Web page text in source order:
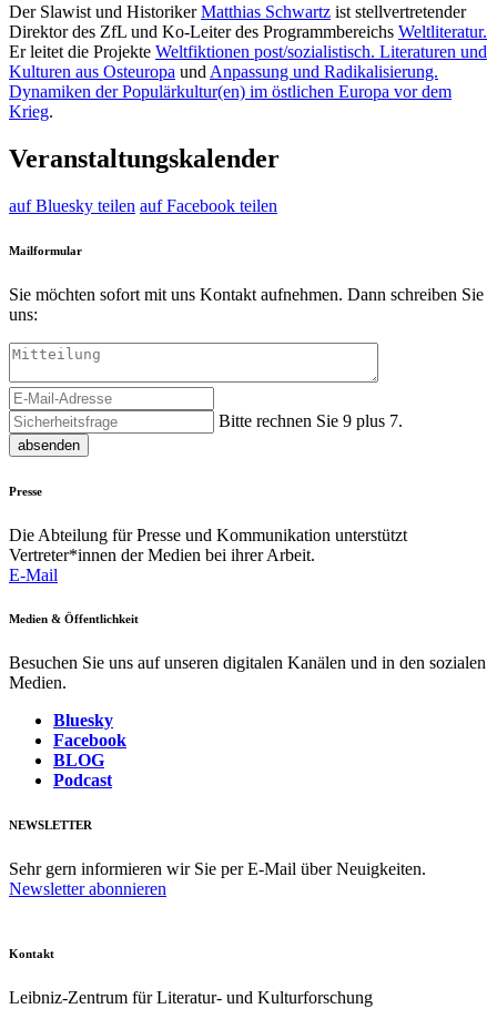
Der Slawist und Historiker Matthias Schwartz ist stellvertretender
Direktor des ZfL und Ko-Leiter des Programmbereichs Weltliteratur.
Er leitet die Projekte Weltfiktionen post/sozialistisch. Literaturen und
Kulturen aus Osteuropa und Anpassung und Radikalisierung.
Dynamiken der Populärkultur(en) im östlichen Europa vor dem
Krieg.
Veranstaltungskalender
auf Bluesky teilen auf Facebook teilen
Mailformular
Sie möchten sofort mit uns Kontakt aufnehmen. Dann schreiben Sie
uns:
Bitte rechnen Sie 9 plus 7.
absenden
Presse
Die Abteilung für Presse und Kommunikation unterstützt
Vertreter*innen der Medien bei ihrer Arbeit.
E-Mail
Medien & Öffentlichkeit
Besuchen Sie uns auf unseren digitalen Kanälen und in den sozialen
Medien.
Bluesky
Facebook
BLOG
Podcast
NEWSLETTER
Sehr gern informieren wir Sie per E-Mail über Neuigkeiten.
Newsletter abonnieren
Kontakt
Leibniz-Zentrum für Literatur- und Kulturforschung